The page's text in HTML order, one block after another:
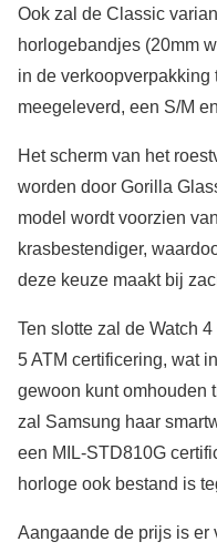
Ook zal de Classic
horlogebandjes (20mm
in de
meegeleverd, een S/M
Het scherm van het
worden door Gorilla
model wordt voorzien
krasbestendiger,
deze keuze maakt bij
Ten slotte zal de Watch
5 ATM certificering, wat
gewoon kunt omhouden
zal Samsung haar
een MIL-STD810G
horloge ook bestand is
Aangaande de prijs is er